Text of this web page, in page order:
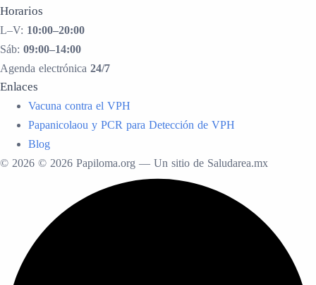
Horarios
L–V: 10:00–20:00
Sáb: 09:00–14:00
Agenda electrónica 24/7
Enlaces
Vacuna contra el VPH
Papanicolaou y PCR para Detección de VPH
Blog
© 2026 © 2026 Papiloma.org — Un sitio de Saludarea.mx